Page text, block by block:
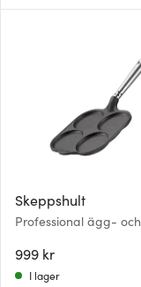
Skeppshult
Professional ägg- och
gjutjärn/stål
999 kr
I lager